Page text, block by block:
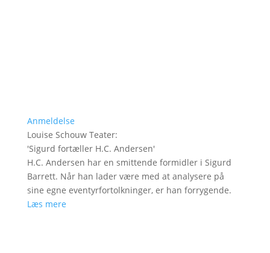
Anmeldelse
Louise Schouw Teater:
'Sigurd fortæller H.C. Andersen'
H.C. Andersen har en smittende formidler i Sigurd
Barrett. Når han lader være med at analysere på
sine egne eventyrfortolkninger, er han forrygende.
Læs mere